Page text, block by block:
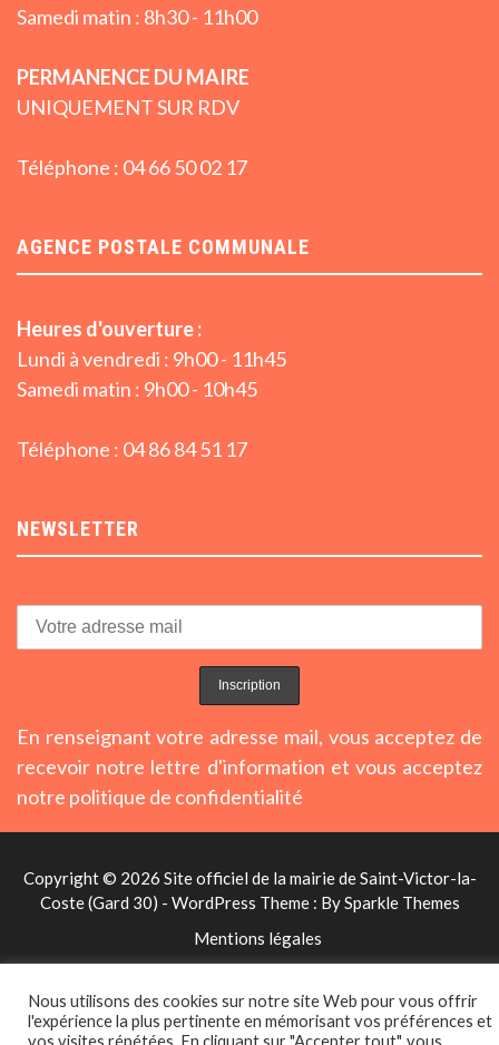
Samedi matin : 8h30 - 11h00
PERMANENCE DU MAIRE
UNIQUEMENT SUR RDV
Téléphone : 04 66 50 02 17
AGENCE POSTALE COMMUNALE
Heures d'ouverture :
Lundi à vendredi : 9h00 - 11h45
Samedi matin : 9h00 - 10h45
Téléphone : 04 86 84 51 17
NEWSLETTER
En renseignant votre adresse mail, vous acceptez de
recevoir notre lettre d'information et vous acceptez
notre politique de confidentialité
Copyright © 2026 Site officiel de la mairie de Saint-Victor-la-
Coste (Gard 30) - WordPress Theme : BySparkle Themes
Mentions légales
Nous utilisons des cookies sur notre site Web pour vous offrir
l'expérience la plus pertinente en mémorisant vos préférences et
vos visites répétées. En cliquant sur "Accepter tout", vous